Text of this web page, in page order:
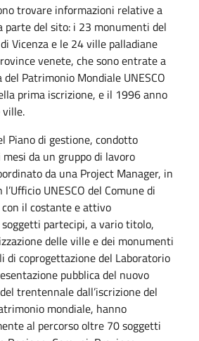
trovare informazioni relative a
parte del sito: i 23 monumenti del
Vicenza e le 24 ville palladiane
venete, che sono entrate a
Patrimonio Mondiale UNESCO
prima iscrizione, e il 1996 anno
ville.
Piano di gestione, condotto
mesi da un gruppo di lavoro
da una Project Manager, in
UNESCO del Comune di
il costante e attivo
partecipi, a vario titolo,
delle ville e dei monumenti
di coprogettazione del Laboratorio
pubblica del nuovo
trentennale dall’iscrizione del
mondiale, hanno
al percorso oltre 70 soggetti